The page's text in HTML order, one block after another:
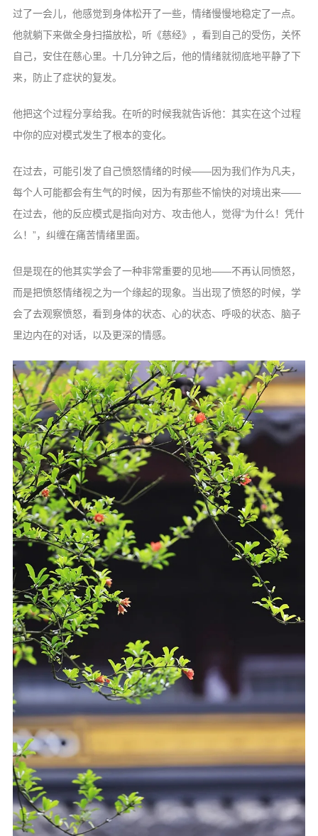
过了一会儿，他感觉到身体松开了一些，情绪慢慢地稳定了一点。
他就躺下来做全身扫描放松，听《慈经》，看到自己的受伤，关怀
自己，安住在慈心里。十几分钟之后，他的情绪就彻底地平静了下
来，防止了症状的复发。
他把这个过程分享给我。在听的时候我就告诉他：其实在这个过程
中你的应对模式发生了根本的变化。
在过去，可能引发了自己愤怒情绪的时候——因为我们作为凡夫，
每个人可能都会有生气的时候，因为有那些不愉快的对境出来——
在过去，他的反应模式是指向对方、攻击他人，觉得“为什么！凭什
么！”，纠缠在痛苦情绪里面。
但是现在的他其实学会了一种非常重要的见地——不再认同愤怒，
而是把愤怒情绪视之为一个缘起的现象。当出现了愤怒的时候，学
会了去观察愤怒，看到身体的状态、心的状态、呼吸的状态、脑子
里边内在的对话，以及更深的情感。